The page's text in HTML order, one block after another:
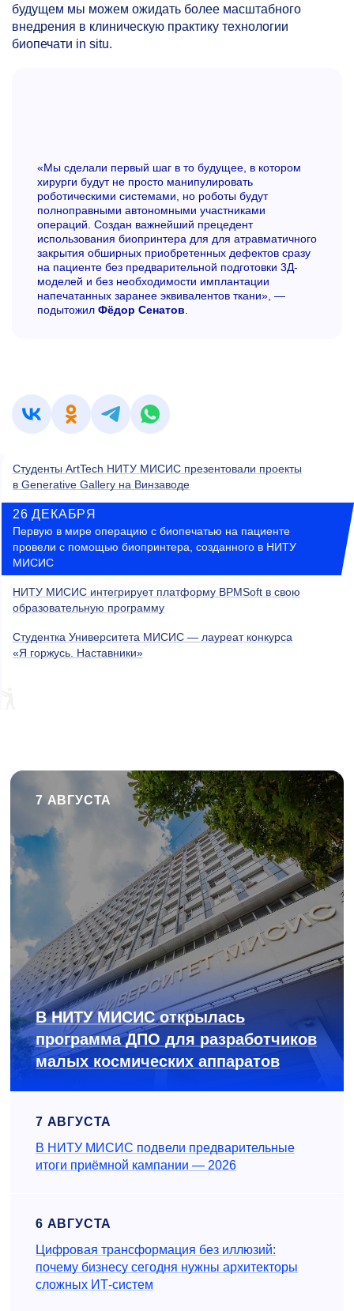
будущем мы можем ожидать более масштабного
внедрения в клиническую практику технологии
биопечати in situ.
«Мы сделали первый шаг в то будущее, в котором
хирурги будут не просто манипулировать
роботическими системами, но роботы будут
полноправными автономными участниками
операций. Создан важнейший прецедент
использования биопринтера для для атравматичного
закрытия обширных приобретенных дефектов сразу
на пациенте без предварительной подготовки 3Д-
моделей и без необходимости имплантации
напечатанных заранее эквивалентов ткани», —
подытожил Фёдор Сенатов
Студенты ArtTech НИТУ МИСИС презентовали проекты
в Generative Gallery на Винзаводе
26 ДЕКАБРЯ
Первую в мире операцию с биопечатью на пациенте
провели с помощью биопринтера, созданного в НИТУ
МИСИС
НИТУ МИСИС интегрирует платформу BPMSoft в свою
образовательную программу
Студентка Университета МИСИС — лауреат конкурса
«Я горжусь. Наставники»
7 АВГУСТА
В НИТУ МИСИС открылась
программа ДПО для разработчиков
малых космических аппаратов
7 АВГУСТА
В НИТУ МИСИС подвели предварительные
итоги приёмной кампании — 2026
6 АВГУСТА
Цифровая трансформация без иллюзий:
почему бизнесу сегодня нужны архитекторы
сложных ИТ-систем